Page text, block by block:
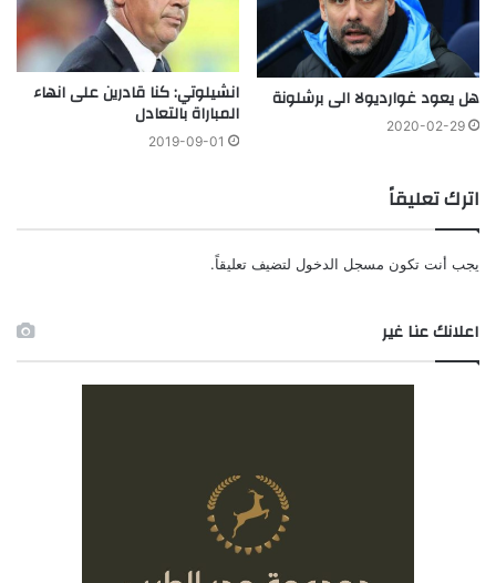
هل يعود غوارديولا الى برشلونة
2020-02-29
انشيلوتي: كنا قادرين على انهاء
المباراة بالتعادل
2019-09-01
اترك تعليقاً
يجب أنت تكون مسجل الدخول لتضيف تعليقاً.
اعلانك عنا غير